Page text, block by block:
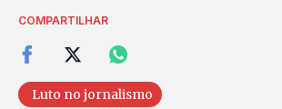
COMPARTILHAR
Luto no jornalismo